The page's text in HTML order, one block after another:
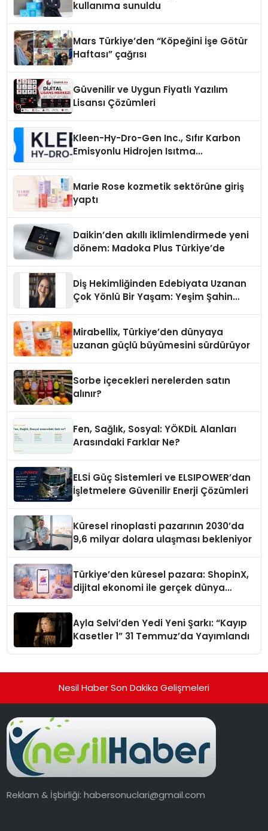
kullanıma sunuldu
Mars Türkiye’den “Köpeğini İşe Götür
Haftası” çağrısı
Güvenilir ve Uygun Fiyatlı Yazılım
Lisansı Çözümleri
Kleen-Hy-Dro-Gen Inc., Sıfır Karbon
Emisyonlu Hidrojen Isıtma
Marie Rose kozmetik sektörüne giriş
yaptı
Daikin’den akıllı iklimlendirmede yeni
dönem: Madoka Plus Türkiye’de
Diş Hekimliğinden Edebiyata Uzanan
Çok Yönlü Bir Yaşam: Yeşim Şahin
Mirabellix, Türkiye’den dünyaya
uzanan güçlü büyümesini sürdürüyor
Sorbe içecekleri nerelerden satın
alınır?
Fen, Sağlık, Sosyal: YÖKDİL Alanları
Arasındaki Farklar Ne?
ELSİ Güç Sistemleri ve ELSIPOWER’dan
İşletmelere Güvenilir Enerji Çözümleri
Küresel rinoplasti pazarının 2030’da
9,6 milyar dolara ulaşması bekleniyor
Türkiye’den küresel pazara: ShopinX,
dijital ekonomi ile gerçek dünya
Ayla Selvi’den Yedi Yeni Şarkı: “Kayıp
Kasetler 1” 31 Temmuz’da Yayımlandı
Nesil Haber Son Dakika Gelişmeleri
Reklam & İşbirliği:habersonuclari@gmail.com